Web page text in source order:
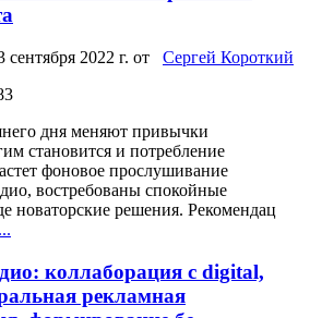
сентября 2022 г. от Сергей Короткий
дня меняют привычки
становится и потребление
фоновое прослушивание
востребованы спокойные
новаторские решения. Рекомендац
коллаборация с digital,
рекламная